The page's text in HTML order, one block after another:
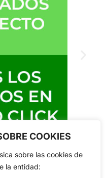
COOKIES
sobre las cookies de
la entidad: